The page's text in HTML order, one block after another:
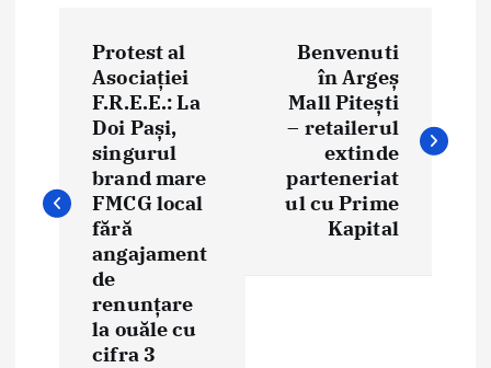
g
Protest al
Asociației
F.R.E.E.: La
Doi Pași,
singurul
brand mare
FMCG local
fără
angajament
de
renunțare
la ouăle cu
cifra 3
Benvenuti
în Argeș
Mall Pitești
– retailerul
extinde
parteneriat
ul cu Prime
Kapital